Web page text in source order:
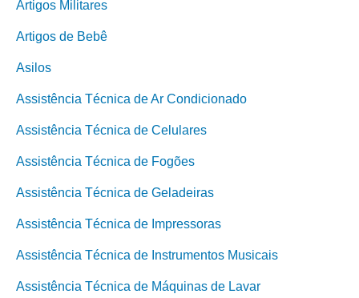
Artigos Militares
Artigos de Bebê
Asilos
Assistência Técnica de Ar Condicionado
Assistência Técnica de Celulares
Assistência Técnica de Fogões
Assistência Técnica de Geladeiras
Assistência Técnica de Impressoras
Assistência Técnica de Instrumentos Musicais
Assistência Técnica de Máquinas de Lavar